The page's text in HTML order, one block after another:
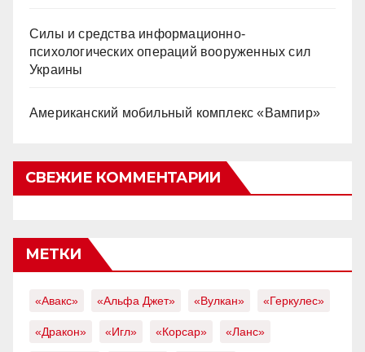
Силы и средства информационно-
психологических операций вооруженных сил
Украины
Американский мобильный комплекс «Вампир»
СВЕЖИЕ КОММЕНТАРИИ
МЕТКИ
«Авакс» «Альфа Джет» «Вулкан» «Геркулес»
«Дракон» «Игл» «Корсар» «Ланс»